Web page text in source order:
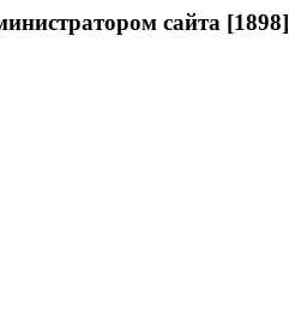
сайта [1898]